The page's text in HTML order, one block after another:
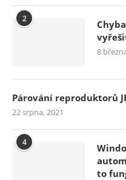
2
8
Párování reproduktorů
22 srpna, 2021
4
to